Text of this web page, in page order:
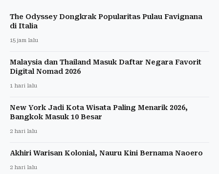
The Odyssey Dongkrak Popularitas Pulau Favignana
di Italia
15 jam lalu
Malaysia dan Thailand Masuk Daftar Negara Favorit
Digital Nomad 2026
1 hari lalu
New York Jadi Kota Wisata Paling Menarik 2026,
Bangkok Masuk 10 Besar
2 hari lalu
Akhiri Warisan Kolonial, Nauru Kini Bernama Naoero
2 hari lalu